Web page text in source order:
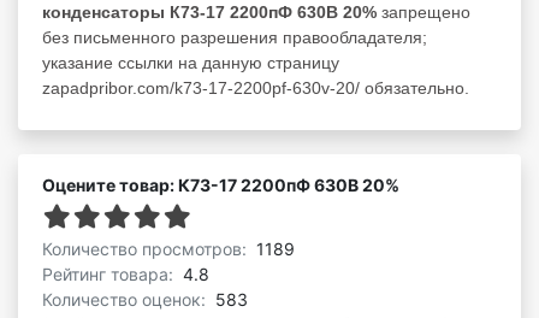
конденсаторы К73-17 2200пФ 630В 20% запрещено
без письменного разрешения правообладателя;
указание ссылки на данную страницу
zapadpribor.com/k73-17-2200pf-630v-20/ обязательно.
Оцените товар: К73-17 2200пФ 630В 20%
Количество просмотров: 1189
Рейтинг товара: 4.8
Количество оценок: 583